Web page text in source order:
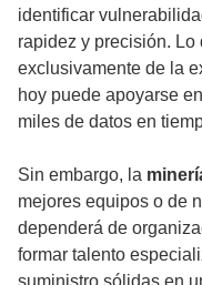
identificar
rapidez y precisión. Lo
exclusivamente de la
hoy puede apoyarse
miles de datos en
Sin embargo, la
mejores equipos o de
dependerá de
formar talento